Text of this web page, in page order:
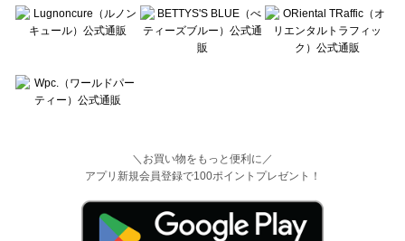
＼お買い物をもっと便利に／
アプリ新規会員登録で100ポイントプレゼント！